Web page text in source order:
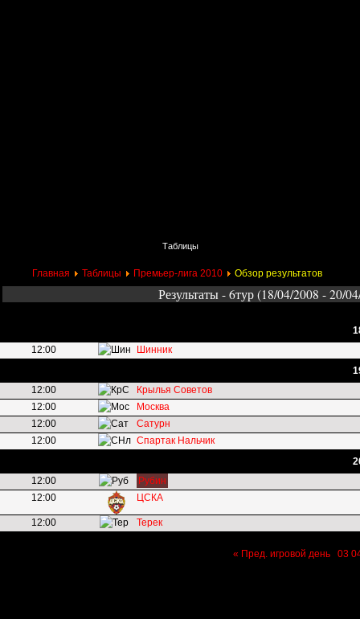
Таблицы
Главная Таблицы Премьер-лига 2010 Обзор результатов
Результаты - 6тур (18/04/2008 - 20/
12:00
Шинник
12:00
Крылья Советов
12:00
Москва
12:00
Сатурн
12:00
Спартак Нальчик
12:00
Рубин
12:00
ЦСКА
12:00 Терек
« Пред. игровой день 03